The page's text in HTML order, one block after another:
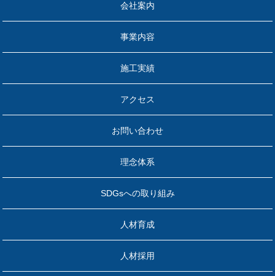
会社案内
事業内容
施工実績
アクセス
お問い合わせ
理念体系
SDGsへの取り組み
人材育成
人材採用